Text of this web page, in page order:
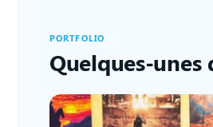
PORTFOLIO
Quelques-unes